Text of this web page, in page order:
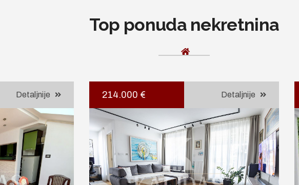
Top ponuda nekretnina
Detaljnije 214.000 € Detaljnije